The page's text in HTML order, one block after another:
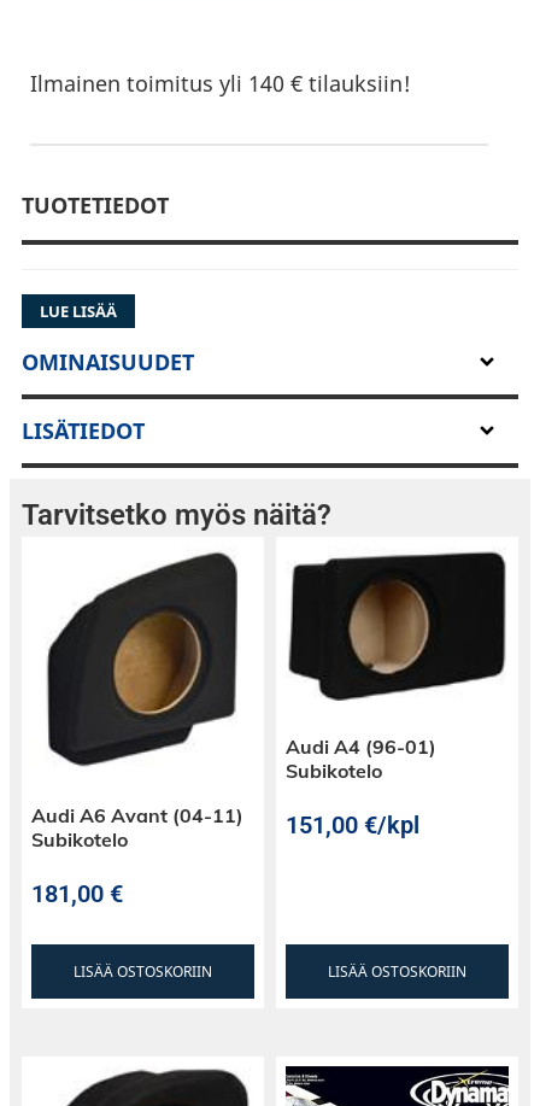
Ilmainen toimitus yli 140 € tilauksiin!
TUOTETIEDOT
LUE LISÄÄ
OMINAISUUDET
LISÄTIEDOT
Tarvitsetko myös näitä?
Audi A6 Avant (04-11)
Subikotelo
181,00€
LISÄÄ OSTOSKORIIN
Audi A4 (96-01)
Subikotelo
151,00€/kpl
LISÄÄ OSTOSKORIIN